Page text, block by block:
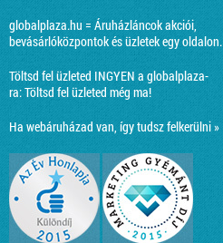
globalplaza.hu = Áruházláncok akciói,
bevásárlóközpontok és üzletek egy oldalon.
Töltsd fel üzleted INGYEN a globalplaza-
ra:Töltsd fel üzleted még ma!
Ha webáruházad van, így tudsz felkerülni »